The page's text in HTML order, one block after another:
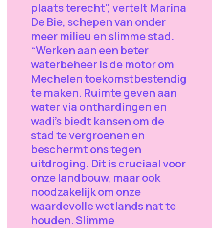
plaats terecht", vertelt Marina
De Bie, schepen van onder
meer milieu en slimme stad.
“Werken aan een beter
waterbeheer is de motor om
Mechelen toekomstbestendig
te maken. Ruimte geven aan
water via onthardingen en
wadi’s biedt kansen om de
stad te vergroenen en
beschermt ons tegen
uitdroging. Dit is cruciaal voor
onze landbouw, maar ook
noodzakelijk om onze
waardevolle wetlands nat te
houden. Slimme